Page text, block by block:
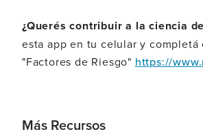
¿Querés contribuir a la ciencia
esta app en tu celular y completá
"Factores de Riesgo" https://
Más Recursos